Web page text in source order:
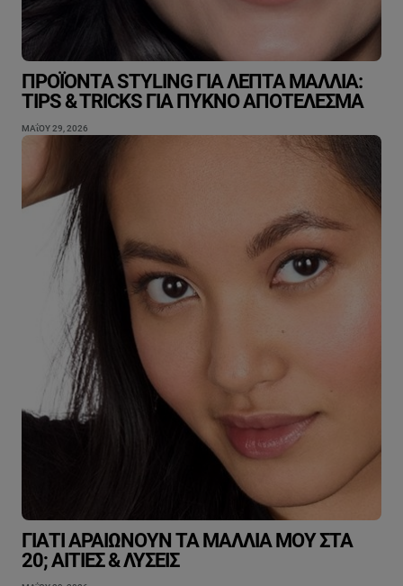
ΠΡΟΪΌΝΤΑ STYLING ΓΙΑ ΛΕΠΤΆ ΜΑΛΛΙΆ:
TIPS & TRICKS ΓΙΑ ΠΥΚΝΌ ΑΠΟΤΈΛΕΣΜΑ
ΜΑΐΟΥ 29, 2026
ΓΙΑΤΊ ΑΡΑΙΏΝΟΥΝ ΤΑ ΜΑΛΛΙΆ ΜΟΥ ΣΤΑ
20; ΑΙΤΊΕΣ & ΛΎΣΕΙΣ